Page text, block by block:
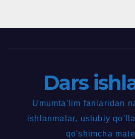
Dars
Umumta'lim fanlaridan
ishlanmalar, uslubiy
qo'shimcha